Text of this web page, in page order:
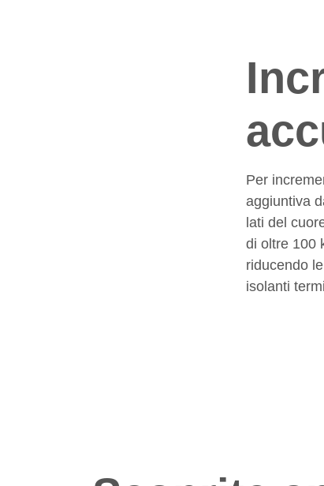
Per
aggiuntiva
lati del
di oltre 100
riducendo
isolanti